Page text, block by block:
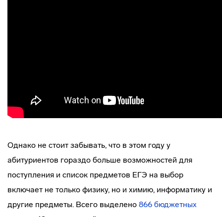
Однако не стоит забывать, что в этом году у
абитуриентов гораздо больше возможностей для
поступления и список предметов ЕГЭ на выбор
включает не только физику, но и химию, информатику и
другие предметы. Всего выделено 866 бюджетных